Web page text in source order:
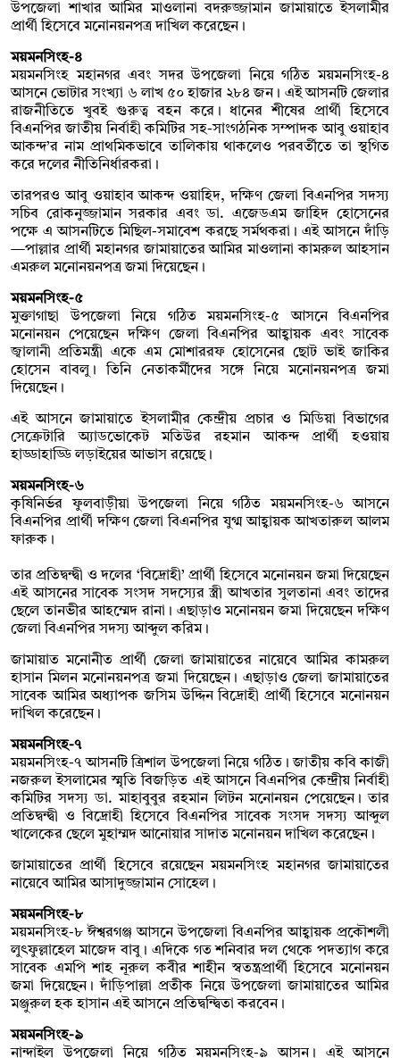
উপজেলা শাখার আমির মাওলানা বদরুজ্জামান জামায়াতে ইসলামীর
প্রার্থী হিসেবে মনোনয়নপত্র দাখিল করেছেন।
ময়মনসিংহ-৪
ময়মনসিংহ মহানগর এবং সদর উপজেলা নিয়ে গঠিত ময়মনসিংহ-৪
আসনে ভোটার সংখ্যা ৬ লাখ ৫০ হাজার ২৮৪ জন। এই আসনটি জেলার
রাজনীতিতে খুবই গুরুত্ব বহন করে। ধানের শীষের প্রার্থী হিসেবে
বিএনপির জাতীয় নির্বাহী কমিটির সহ-সাংগঠনিক সম্পাদক আবু ওয়াহাব
আকন্দ’র নাম প্রাথমিকভাবে তালিকায় থাকলেও পরবর্তীতে তা স্থগিত
করে দলের নীতিনির্ধারকরা।
তারপরও আবু ওয়াহাব আকন্দ ওয়াহিদ, দক্ষিণ জেলা বিএনপির সদস্য
সচিব রোকনুজ্জামান সরকার এবং ডা. এজেডএম জাহিদ হোসেনের
পক্ষে এ আসনটিতে মিছিল-সমাবেশ করছে সর্মথকরা। এই আসনে দাঁড়ি
—পাল্লার প্রার্থী মহানগর জামায়াতের আমির মাওলানা কামরুল আহসান
এমরুল মনোনয়নপত্র জমা দিয়েছেন।
ময়মনসিংহ-৫
মুক্তাগাছা উপজেলা নিয়ে গঠিত ময়মনসিংহ-৫ আসনে বিএনপির
মনোনয়ন পেয়েছেন দক্ষিণ জেলা বিএনপির আহ্বায়ক এবং সাবেক
জ্বালানী প্রতিমন্ত্রী একে এম মোশাররফ হোসেনের ছোট ভাই জাকির
হোসেন বাবলু। তিনি নেতাকর্মীদের সঙ্গে নিয়ে মনোনয়নপত্র জমা
দিয়েছেন।
এই আসনে জামায়াতে ইসলামীর কেন্দ্রীয় প্রচার ও মিডিয়া বিভাগের
সেক্রেটারি অ্যাডভোকেট মতিউর রহমান আকন্দ প্রার্থী হওয়ায়
হাড্ডাহাড্ডি লড়াইয়ের আভাস রয়েছে।
ময়মনসিংহ-৬
কৃষিনির্ভর ফুলবাড়ীয়া উপজেলা নিয়ে গঠিত ময়মনসিংহ-৬ আসনে
বিএনপির প্রার্থী দক্ষিণ জেলা বিএনপির যুগ্ম আহ্বায়ক আখতারুল আলম
ফারুক।
তার প্রতিদ্বন্দ্বী ও দলের ‘বিদ্রোহী’ প্রার্থী হিসেবে মনোনয়ন জমা দিয়েছেন
এই আসনের সাবেক সংসদ সদস্যের স্ত্রী আখতার সুলতানা এবং তাদের
ছেলে তানভীর আহম্মেদ রানা। এছাড়াও মনোনয়ন জমা দিয়েছেন দক্ষিণ
জেলা বিএনপির সদস্য আব্দুল করিম।
জামায়াত মনোনীত প্রার্থী জেলা জামায়াতের নায়েবে আমির কামরুল
হাসান মিলন মনোনয়নপত্র জমা দিয়েছেন। এছাড়াও জেলা জামায়াতের
সাবেক আমির অধ্যাপক জসিম উদ্দিন বিদ্রোহী প্রার্থী হিসেবে মনোনয়ন
দাখিল করেছেন।
ময়মনসিংহ-৭
ময়মনসিংহ-৭ আসনটি ত্রিশাল উপজেলা নিয়ে গঠিত। জাতীয় কবি কাজী
নজরুল ইসলামের স্মৃতি বিজড়িত এই আসনে বিএনপির কেন্দ্রীয় নির্বাহী
কমিটির সদস্য ডা. মাহাবুবুর রহমান লিটন মনোনয়ন পেয়েছেন। তার
প্রতিদ্বন্দ্বী ও বিদ্রোহী হিসেবে বিএনপির সাবেক সংসদ সদস্য আব্দুল
খালেকের ছেলে মুহাম্মদ আনোয়ার সাদাত মনোনয়ন দাখিল করেছেন।
জামায়াতের প্রার্থী হিসেবে রয়েছেন ময়মনসিংহ মহানগর জামায়াতের
নায়েবে আমির আসাদুজ্জামান সোহেল।
ময়মনসিংহ-৮
ময়মনসিংহ-৮ ঈশ্বরগঞ্জ আসনে উপজেলা বিএনপির আহ্বায়ক প্রকৌশলী
লুৎফুল্লাহেল মাজেদ বাবু। এদিকে গত শনিবার দল থেকে পদত্যাগ করে
সাবেক এমপি শাহ নূরুল কবীর শাহীন স্বতন্ত্রপ্রার্থী হিসেবে মনোনয়ন
জমা দিয়েছেন। দাঁড়িপাল্লা প্রতীক নিয়ে উপজেলা জামায়াতের আমির
মঞ্জুরুল হক হাসান এই আসনে প্রতিদ্বন্দ্বিতা করবেন।
ময়মনসিংহ-৯
নান্দাইল উপজেলা নিয়ে গঠিত ময়মনসিংহ-৯ আসন। এই আসনে